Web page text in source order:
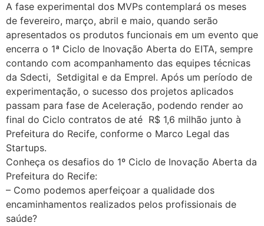
A fase experimental dos MVPs contemplará os meses
de fevereiro, março, abril e maio, quando serão
apresentados os produtos funcionais em um evento que
encerra o 1ª Ciclo de Inovação Aberta do EITA, sempre
contando com acompanhamento das equipes técnicas
da Sdecti, Setdigital e da Emprel. Após um período de
experimentação, o sucesso dos projetos aplicados
passam para fase de Aceleração, podendo render ao
final do Ciclo contratos de até R$ 1,6 milhão junto à
Prefeitura do Recife, conforme o Marco Legal das
Startups.
Conheça os desafios do 1º Ciclo de Inovação Aberta da
Prefeitura do Recife:
– Como podemos aperfeiçoar a qualidade dos
encaminhamentos realizados pelos profissionais de
saúde?